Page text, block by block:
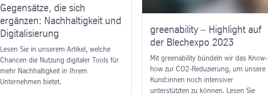
Gegensätze, die sich
ergänzen: Nachhaltigkeit und
Digitalisierung
Lesen Sie in unserem Artikel, welche
Chancen die Nutzung digitaler Tools für
mehr Nachhaltigkeit in Ihrem
Unternehmen bietet.
greenability – Highlight auf
der Blechexpo 2023
Mit greenability bündeln wir das Know-
how zur CO2-Reduzierung, um unsere
Kund:innen noch intensiver
unterstützten zu können. Lesen Sie